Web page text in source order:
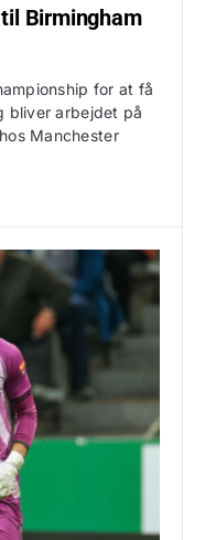
Birmingham
for at få
bliver arbejdet på
Manchester